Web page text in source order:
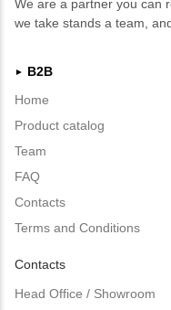
We are a partner you can
we take stands a team,
►
B2B
Home
Product catalog
Team
FAQ
Contacts
Terms and Conditions
Contacts
Head Office / Showroom